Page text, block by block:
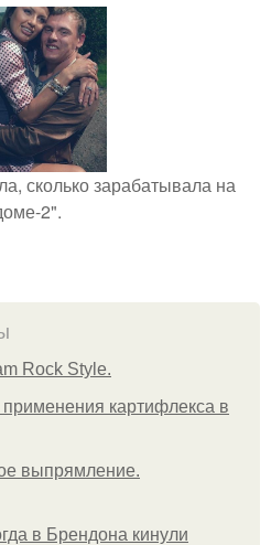
сколько зарабатывала на
2".
Rock Style.
картифлекса в
выпрямление.
в Брендона кинули